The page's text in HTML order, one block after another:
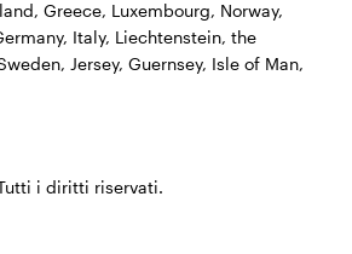
Greece, Luxembourg, Norway,
Italy, Liechtenstein, the
Jersey, Guernsey, Isle of Man,
i diritti riservati.